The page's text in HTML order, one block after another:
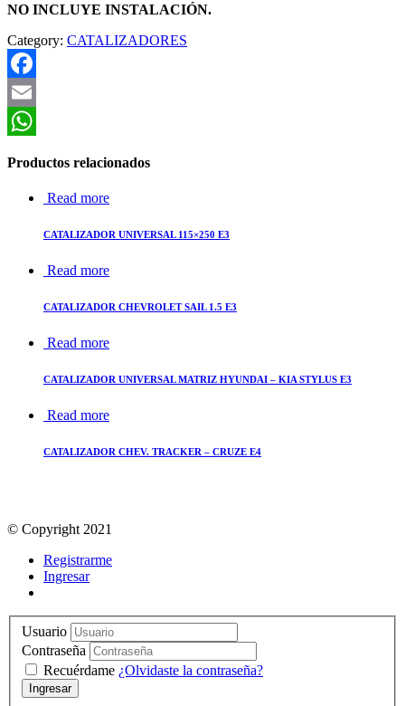
NO INCLUYE INSTALACIÓN.
Category: CATALIZADORES
Facebook
Email
Productos relacionados
Read more
CATALIZADOR UNIVERSAL 115×250 E3
Read more
CATALIZADOR CHEVROLET SAIL 1.5 E3
Read more
CATALIZADOR UNIVERSAL MATRIZ HYUNDAI – KIA STYLUS E3
Read more
CATALIZADOR CHEV. TRACKER – CRUZE E4
© Copyright 2021
Registrarme
Ingresar
Usuario
Contraseña
Recuérdame ¿Olvidaste la contraseña?
Ingresar